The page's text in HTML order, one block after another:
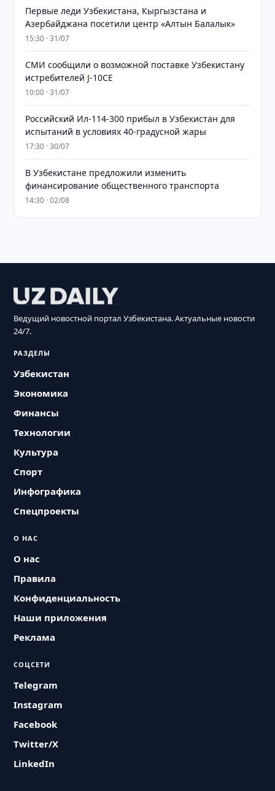
Первые леди Узбекистана, Кыргызстана и
Азербайджана посетили центр «Алтын Балалык»
15:30 · 31/07
СМИ сообщили о возможной поставке Узбекистану
истребителей J-10CE
10:00 · 31/07
Российский Ил-114-300 прибыл в Узбекистан для
испытаний в условиях 40-градусной жары
17:30 · 30/07
В Узбекистане предложили изменить
финансирование общественного транспорта
14:30 · 02/08
Ведущий новостной портал Узбекистана. Актуальные новости
24/7.
РАЗДЕЛЫ
Узбекистан
Экономика
Финансы
Технологии
Культура
Спорт
Инфографика
Спецпроекты
О НАС
О нас
Правила
Конфиденциальность
Наши приложения
Реклама
СОЦСЕТИ
Telegram
Instagram
Facebook
Twitter/X
LinkedIn